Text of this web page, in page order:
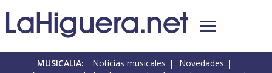
MUSICALIA: Noticias musicales
Novedades